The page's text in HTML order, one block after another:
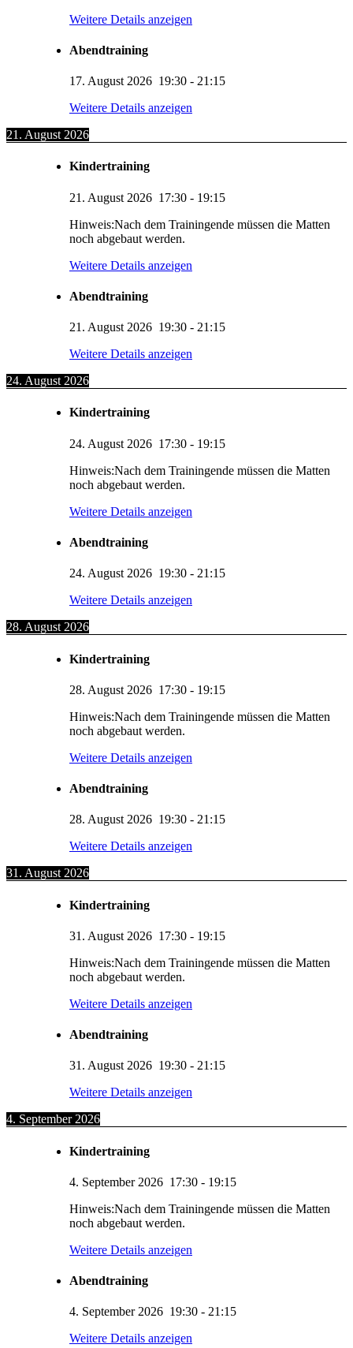
Weitere Details anzeigen
Abendtraining
17. August 2026 19:30 - 21:15
Weitere Details anzeigen
21. August 2026
Kindertraining
21. August 2026 17:30 - 19:15
Hinweis:Nach dem Trainingende müssen die Matten
noch abgebaut werden.
Weitere Details anzeigen
Abendtraining
21. August 2026 19:30 - 21:15
Weitere Details anzeigen
24. August 2026
Kindertraining
24. August 2026 17:30 - 19:15
Hinweis:Nach dem Trainingende müssen die Matten
noch abgebaut werden.
Weitere Details anzeigen
Abendtraining
24. August 2026 19:30 - 21:15
Weitere Details anzeigen
28. August 2026
Kindertraining
28. August 2026 17:30 - 19:15
Hinweis:Nach dem Trainingende müssen die Matten
noch abgebaut werden.
Weitere Details anzeigen
Abendtraining
28. August 2026 19:30 - 21:15
Weitere Details anzeigen
31. August 2026
Kindertraining
31. August 2026 17:30 - 19:15
Hinweis:Nach dem Trainingende müssen die Matten
noch abgebaut werden.
Weitere Details anzeigen
Abendtraining
31. August 2026 19:30 - 21:15
Weitere Details anzeigen
4. September 2026
Kindertraining
4. September 2026 17:30 - 19:15
Hinweis:Nach dem Trainingende müssen die Matten
noch abgebaut werden.
Weitere Details anzeigen
Abendtraining
4. September 2026 19:30 - 21:15
Weitere Details anzeigen